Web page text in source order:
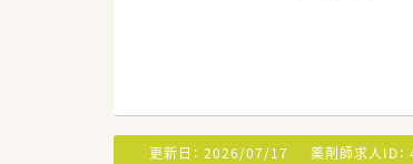
更新日： 2026/07/17 薬剤師求人ID：